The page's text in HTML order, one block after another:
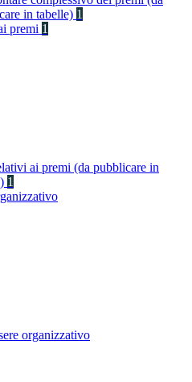
in tabelle) 1
premi 1
ai premi (da pubblicare in
1
organizzativo